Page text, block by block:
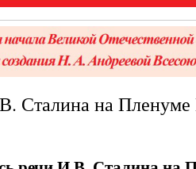
Сталина на